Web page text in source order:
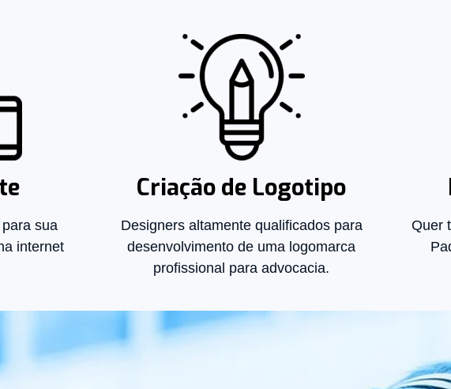
sua
internet
Criação de Logotipo
Designers altamente qualificados para
desenvolvimento de uma logomarca
profissional para advocacia.
Quer